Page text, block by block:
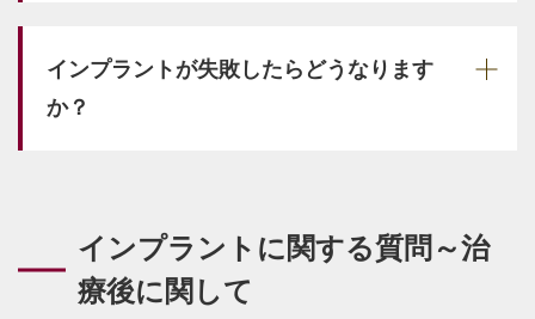
インプラントが失敗したらどうなります
か？
インプラントに関する質問～治
療後に関して